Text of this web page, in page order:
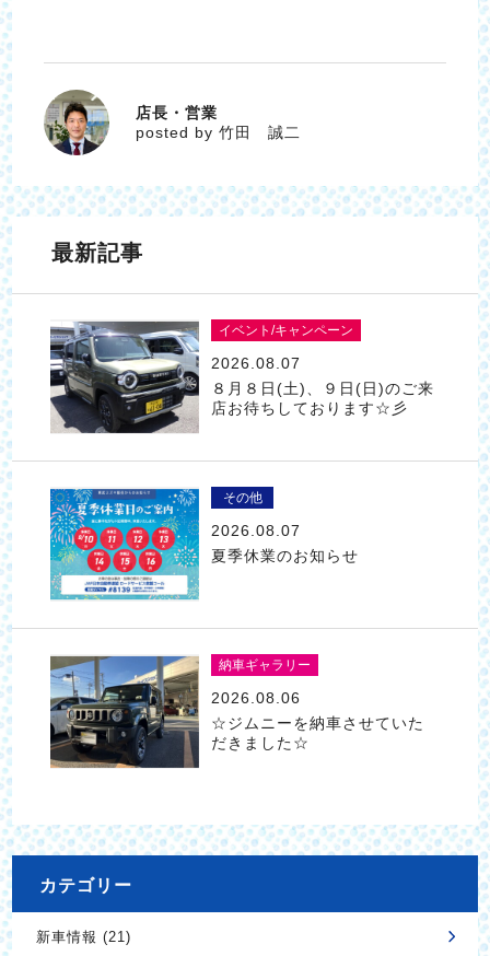
竹田 誠二
店長・営業
posted by 竹田 誠二
最新記事
イベント/キャンペーン
2026.08.07
８月８日(土)、９日(日)のご来
店お待ちしております☆彡
その他
2026.08.07
夏季休業のお知らせ
納車ギャラリー
2026.08.06
☆ジムニーを納車させていた
だきました☆
カテゴリー
新車情報 (21)